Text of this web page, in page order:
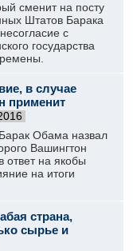
сменит на посту
Штатов Барака
с
государства
в случае
применит
Обама назвал
Вашингтон
ответ на якобы
на итоги
страна,
сырье и